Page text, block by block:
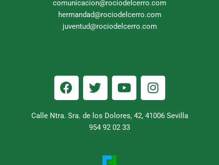
comunicacion@rociodelcerro.com
hermandad@rociodelcerro.com
juventud@rociodelcerro.com
F
a
e
T
w
t
t
Y
o
t
u
I
n
t
Calle Ntra. Sra. de los Dolores, 42, 41006 Sevilla
954 92 02 33